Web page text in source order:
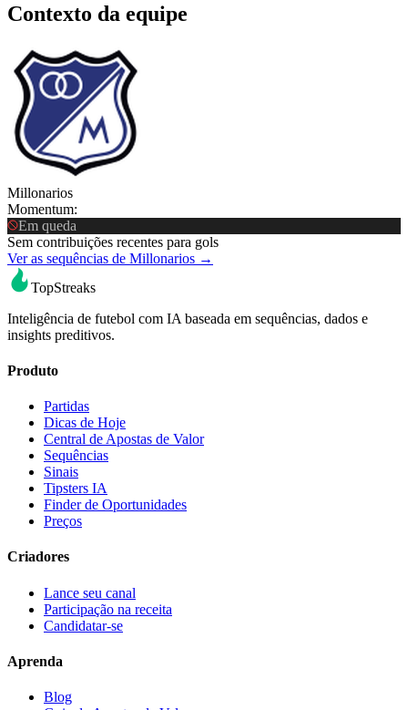
Contexto da equipe
Millonarios
Momentum:
Em queda
Sem contribuições recentes para gols
Ver as sequências de Millonarios →
TopStreaks
Inteligência de futebol com IA baseada em sequências, dados e
insights preditivos.
Produto
Partidas
Dicas de Hoje
Central de Apostas de Valor
Sequências
Sinais
Tipsters IA
Finder de Oportunidades
Preços
Criadores
Lance seu canal
Participação na receita
Candidatar-se
Aprenda
Blog